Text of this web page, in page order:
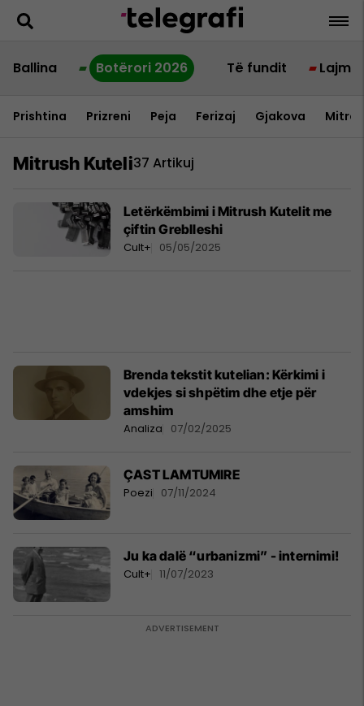
Ballina Botërori 2026 Të fundit Lajme
Prishtina Prizreni Peja Ferizaj Gjakova
Mitrush Kuteli37 Artikuj
Letërkëmbimi i Mitrush Kutelit me
çiftin Greblleshi
Cult+ 05/05/2025
Brenda tekstit kutelian: Kërkimi i
vdekjes si shpëtim dhe etje për
amshim
Analiza 07/02/2025
ÇAST LAMTUMIRE
Poezi 07/11/2024
Ju ka dalë “urbanizmi” - internimi!
Cult+ 11/07/2023